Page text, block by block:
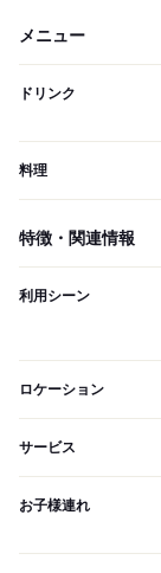
メニュー
ドリンク
料理
特徴・関連情報
利用シーン
ロケーション
サービス
お子様連れ